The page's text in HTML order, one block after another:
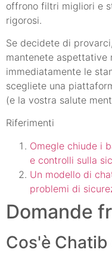
offrono filtri migliori e
rigorosi.
Se decidete di
mantenete aspettative
immediatamente le
scegliete una
(e la vostra salute
Riferimenti
Omegle chiude i
e controlli sulla
Un modello di
problemi di
Domande
Cos'è